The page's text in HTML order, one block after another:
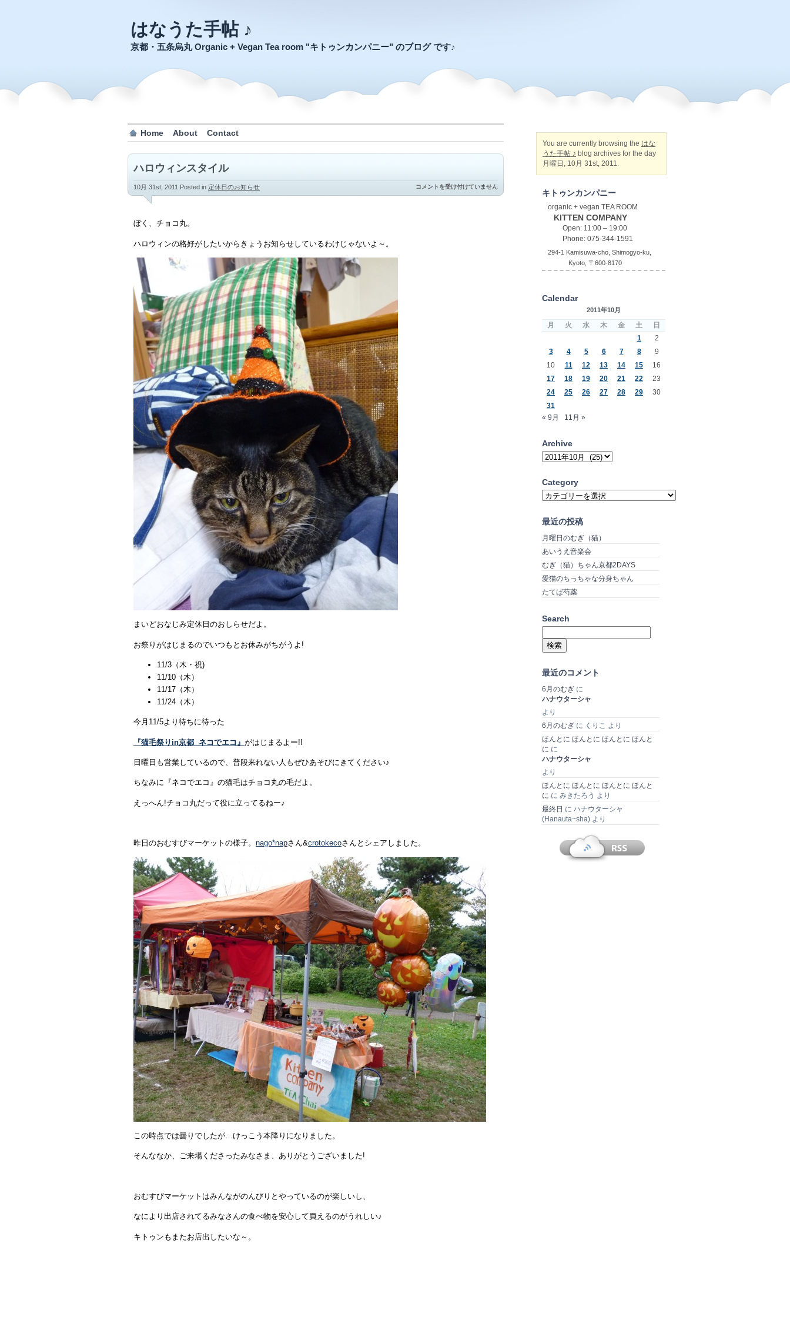
はなうた手帖 ♪
京都・五条烏丸 Organic + Vegan Tea room "キトゥンカンパニー" のブログ です♪
Home About Contact
ハロウィンスタイル
10月 31st, 2011 Posted in 定休日のお知らせ
ハ
ロ
コメントを受け付けていません
ぼく、チョコ丸。
ハロウィンの格好がしたいからきょうお知らせしているわけじゃないよ～。
まいどおなじみ定休日のおしらせだよ。
お祭りがはじまるのでいつもとお休みがちがうよ!
11/3（木・祝)
11/10（木）
11/17（木）
11/24（木）
今月11/5より待ちに待った
『猫毛祭りin京都 ネコでエコ』 がはじまるよー!!
日曜日も営業しているので、普段来れない人もぜひあそびにきてください♪
ちなみに『ネコでエコ』の猫毛はチョコ丸の毛だよ。
えっへん!チョコ丸だって役に立ってるねー♪
昨日のおむすびマーケットの様子。 nago*napさん&crotokecoさんとシェアしました。
この時点では曇りでしたが…けっこう本降りになりました。
そんななか、ご来場くださったみなさま、ありがとうございました!
おむすびマーケットはみんながのんびりとやっているのが楽しいし、
なにより出店されてるみなさんの食べ物を安心して買えるのがうれしい♪
キトゥンもまたお店出したいな～。
You are currently browsing the はな
うた手帖 ♪ blog archives for the day
月曜日, 10月 31st, 2011.
キトゥンカンパニー
organic + vegan TEA ROOM
KITTEN COMPANY
Open: 11:00 – 19:00
Phone: 075-344-1591
294-1 Kamisuwa-cho, Shimogyo-ku,
Kyoto, 〒600-8170
Calendar
2011年10月
月 火 水 木 金 土
日
1
2
3
4 5 6 7 8
9
10
11 12 13 14 15
16
17
18 19 20 21 22
23
24
25 26 27 28 29
30
31
« 9月
11月 »
Archive
Archive
Category
Category
最近の投稿
月曜日のむぎ（猫）
あいうえ音楽会
むぎ（猫）ちゃん京都2DAYS
愛猫のちっちゃな分身ちゃん
たてば芍薬
Search
索:
最近のコメント
6月のむぎ に
ハナウターシャ
より
6月のむぎ に くりこ より
ほんとに ほんとに ほんとに ほんと
に に
ハナウターシャ
より
ほんとに ほんとに ほんとに ほんと
に に みきたろう より
最終日 に ハナウターシャ
(Hanauta~sha) より